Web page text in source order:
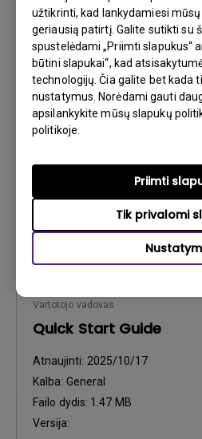
užtikrinti, kad lankydamiesi
geriausią patirtį. Galite sutikti su
spustelėdami „Priimti slapukus“
būtini slapukai“, kad
technologijų. Čia galite bet kada
nustatymus. Norėdami gauti
apsilankykite mūsų slapukų
politikoje.
Tik privalomi
Priimti
Vartotojo vadovas
Product Carbon
Atnaujinti:
Kalba:General
Versija:
Vartotojo vadovas
Quick Start Guide
Atnaujinti: 2025/10/17
Kalba: General
Failo dydis: 1.47 MB
Versija: